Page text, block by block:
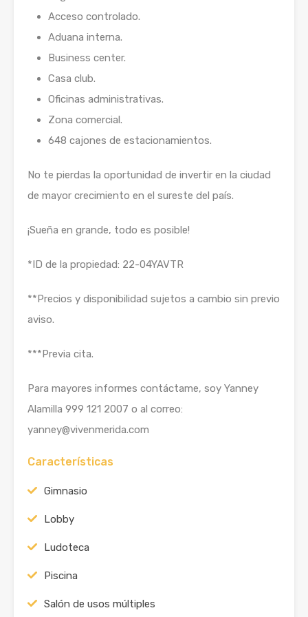
Acceso controlado.
Aduana interna.
Business center.
Casa club.
Oficinas administrativas.
Zona comercial.
648 cajones de estacionamientos.
No te pierdas la oportunidad de invertir en la ciudad
de mayor crecimiento en el sureste del país.
¡Sueña en grande, todo es posible!
*ID de la propiedad: 22-04YAVTR
**Precios y disponibilidad sujetos a cambio sin previo
aviso.
***Previa cita.
Para mayores informes contáctame, soy Yanney
Alamilla 999 121 2007 o al correo:
yanney@vivenmerida.com
Características
Gimnasio
Lobby
Ludoteca
Piscina
Salón de usos múltiples